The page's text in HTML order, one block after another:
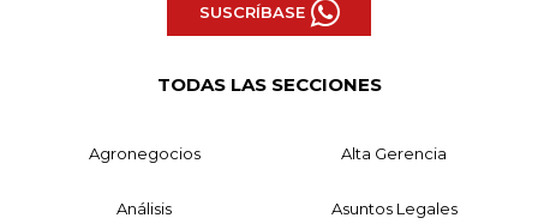
SUSCRÍBASE
TODAS LAS SECCIONES
Agronegocios Alta Gerencia
Análisis Asuntos Legales